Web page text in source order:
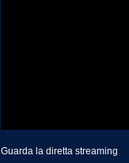
Guarda la diretta streaming